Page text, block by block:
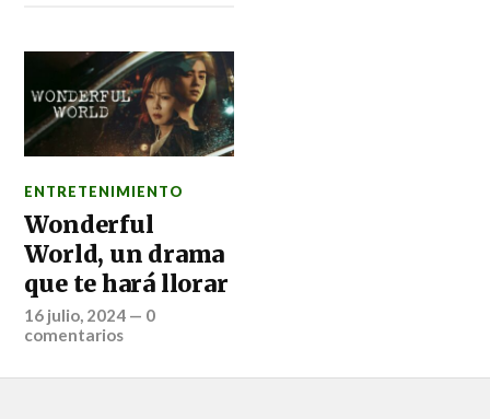
ENTRETENIMIENTO
Wonderful
World, un drama
que te hará llorar
16 julio, 2024 — 0
comentarios